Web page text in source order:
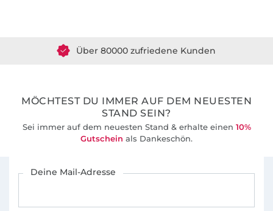
MÖCHTEST DU IMMER AUF DEM NEUESTEN
STAND SEIN?
Sei immer auf dem neuesten Stand & erhalte einen 10%
Gutschein als Dankeschön.
Deine Mail-Adresse